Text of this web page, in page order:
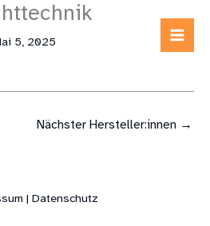
5, 2025
Nächster Hersteller:innen →
| Datenschutz